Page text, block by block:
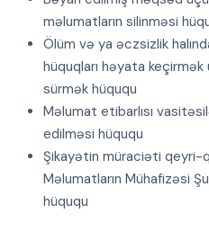
məlumatların silinməsi
Ölüm və ya əczsizlik
hüquqları həyata
sürmək hüququ
Məlumat etibarlısı
edilməsi hüququ
Şikayətin müraciəti qeyri-
Məlumatların Mühafizəsi
hüququ